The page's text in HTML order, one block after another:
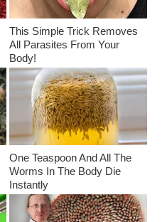
This Simple Trick Removes
All Parasites From Your
Body!
One Teaspoon And All The
Worms In The Body Die
Instantly